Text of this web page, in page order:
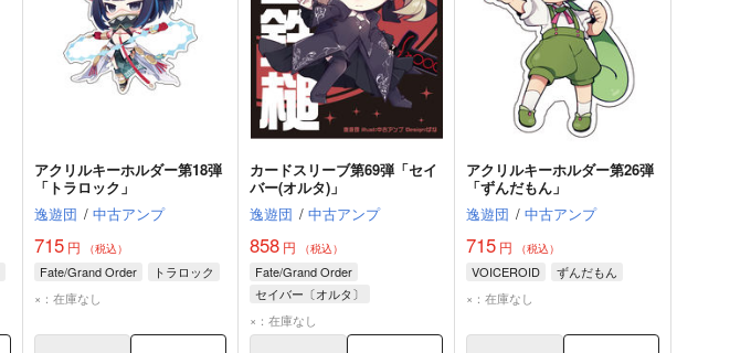
アクリルキーホルダー第18弾
「トラロック」
逸遊団 / 中古アンプ
715円 （税込）
Fate/Grand Order
トラロック
×：在庫なし
カードスリーブ第69弾「セイ
バー(オルタ)」
逸遊団 / 中古アンプ
858 円 （税込）
Fate/Grand Order
セイバー〔オルタ〕
×：在庫なし
アクリルキーホルダー第26弾
「ずんだもん」
逸遊団 / 中古アンプ
715 円 （税込）
VOICEROID
ずんだもん
×：在庫なし